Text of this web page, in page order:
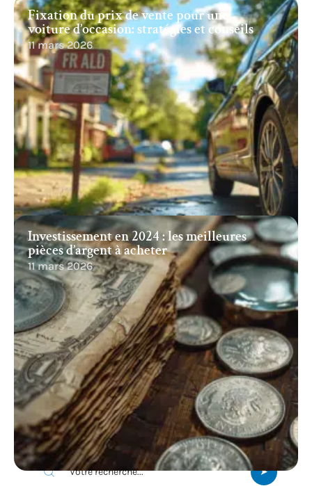
Fixation du prix de vente pour une
voiture d’occasion: stratégies et conseils
11 mars 2026
Investissement en 2024 : les meilleures
pièces d’argent à acheter
11 mars 2026
Recherche